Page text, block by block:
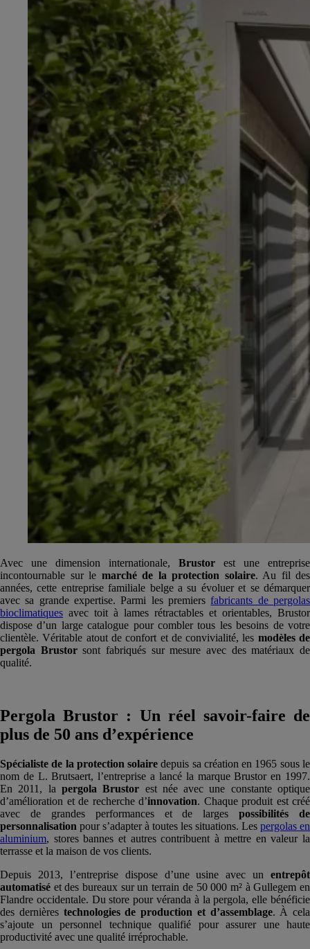
Avec une dimension internationale, Brustor est une entreprise
incontournable sur le marché de la protection solaire. Au fil des
années, cette entreprise familiale belge a su évoluer et se démarquer
avec sa grande expertise. Parmi les premiersfabricants de pergolas
bioclimatiques avec toit à lames rétractables et orientables, Brustor
dispose d’un large catalogue pour combler tous les besoins de votre
clientèle. Véritable atout de confort et de convivialité, les modèles de
pergola Brustorsont fabriqués sur mesure avec des matériaux de
qualité.
Pergola Brustor : Un réel savoir-faire de
plus de 50 ans d’expérience
Spécialiste de la protection solaire depuis sa création en 1965 sous le
nom de L. Brutsaert, l’entreprise a lancé la marque Brustor en 1997.
En 2011, la pergola Brustor est née avec une constante optique
d’amélioration et de recherche d’innovation. Chaque produit est créé
avec de grandes performances et de largespossibilités de
personnalisation pour s’adapter à toutes les situations. Les pergolas en
aluminium, stores bannes et autres contribuent à mettre en valeur la
terrasse et la maison de vos clients.
Depuis 2013, l’entreprise dispose d’une usine avec un entrepôt
automatisé et des bureaux sur un terrain de 50 000 m² à Gullegem en
Flandre occidentale. Du store pour véranda à la pergola, elle bénéficie
des dernières technologies de production et d’assemblage. À cela
s’ajoute un personnel technique qualifié pour assurer une haute
productivité avec une qualité irréprochable.